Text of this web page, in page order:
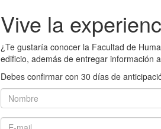
Vive la
¿Te gustaría conocer la Facultad de
edificio, además de entregar información
Debes confirmar con 30 días de
Nombre
E-mail